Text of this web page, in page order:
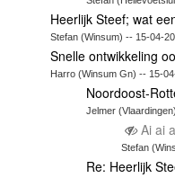
Heerlijk Steef; wat
Stefan (Winsum) -- 15-04-
Snelle ontwikkeling
Harro (Winsum Gn) -- 15-
Noordoost-
Jelmer (Vlaardingen)
Ai ai
Stefan
Re: Heerlijk